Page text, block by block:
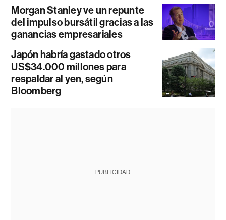
Morgan Stanley ve un repunte
del impulso bursátil gracias a las
ganancias empresariales
Japón habría gastado otros
US$34.000 millones para
respaldar al yen, según
Bloomberg
PUBLICIDAD